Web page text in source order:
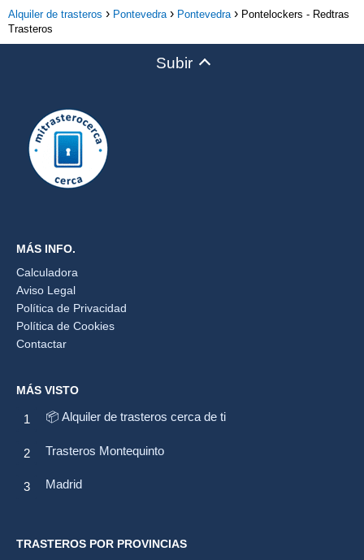
Alquiler de trasteros Pontevedra Pontevedra
Pontelockers - Redtras
Trasteros
Subir
MÁS INFO.
Calculadora
Aviso Legal
Política de Privacidad
Política de Cookies
Contactar
MÁS VISTO
📦 Alquiler de trasteros cerca de ti
Trasteros Montequinto
Madrid
TRASTEROS POR PROVINCIAS